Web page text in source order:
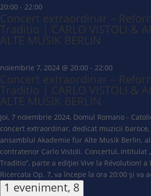
20:00 - 22:00
Concert extraordinar –
Traditio | CARLO VISTOLI &
ALTE MUSIK BERLIN
noiembrie 7, 2024 @ 20:00 - 22:00
Concert extraordinar –
Traditio | CARLO VISTOLI &
ALTE MUSIK BERLIN
Joi, 7 noiembrie 2024, Domul Romano -
concert extraordinar, dedicat muzicii
ansamblul Akademie für Alte Musik Berlin,
contratenor Carlo Vistoli. Concertul, intitulat
Traditio”, parte a ediției Vive la Révolution! a
Ricercata Op. 7, va începe la ora 20:00 și va
1 eveniment, 8